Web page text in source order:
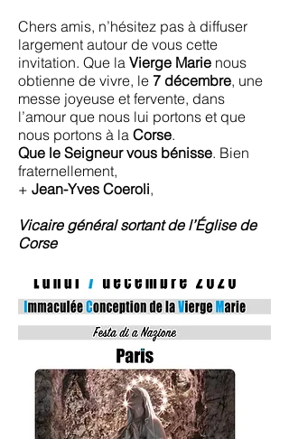
Chers amis, n’hésitez pas à diffuser
largement autour de vous cette
invitation. Que la Vierge Marie nous
obtienne de vivre, le 7 décembre, une
messe joyeuse et fervente, dans
l’amour que nous lui portons et que
nous portons à la Corse.
Que le Seigneur vous bénisse. Bien
fraternellement,
+ Jean-Yves Coeroli,
Vicaire général sortant de l’Église de
Corse